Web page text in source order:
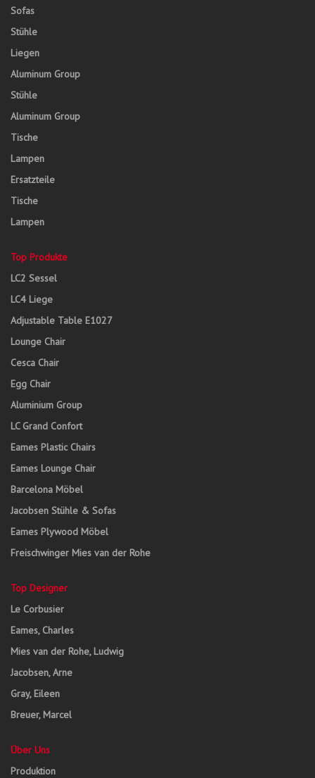
Sofas
Stühle
Liegen
Aluminum Group
Stühle
Aluminum Group
Tische
Lampen
Ersatzteile
Tische
Lampen
Top Produkte
LC2 Sessel
LC4 Liege
Adjustable Table E1027
Lounge Chair
Cesca Chair
Egg Chair
Aluminium Group
LC Grand Confort
Eames Plastic Chairs
Eames Lounge Chair
Barcelona Möbel
Jacobsen Stühle & Sofas
Eames Plywood Möbel
Freischwinger Mies van der Rohe
Top Designer
Le Corbusier
Eames, Charles
Mies van der Rohe, Ludwig
Jacobsen, Arne
Gray, Eileen
Breuer, Marcel
Über Uns
Produktion